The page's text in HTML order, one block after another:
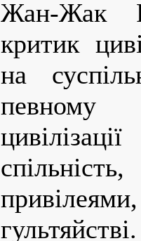
Жан-Жак
критик
на
певному